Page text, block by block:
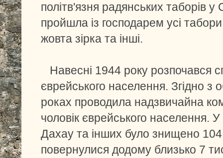
політв'язня радянських таборів
пройшла із господарем усі
жовта зірка та інші.
Навесні 1944 року розпочався
єврейського населення. Згідно з
роках проводила надзвичайна
чоловік єврейського населення.
Дахау та інших було знищено
повернулися додому близько 7